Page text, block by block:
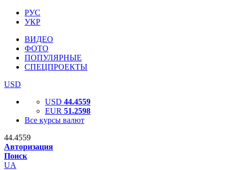
РУС
УКР
ВИДЕО
ФОТО
ПОПУЛЯРНЫЕ
СПЕЦПРОЕКТЫ
USD
USD 44.4559
EUR 51.2598
Все курсы валют
44.4559
Авторизация
Поиск
UA